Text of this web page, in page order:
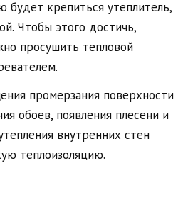
будет крепиться утеплитель,
Чтобы этого достичь,
просушить тепловой
промерзания поверхности
обоев, появления плесени и
внутренних стен
теплоизоляцию.